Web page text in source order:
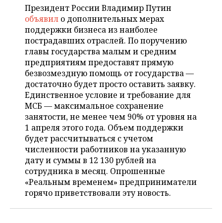
ВОЛЕЙБОЛ
КИБЕРСПОРТ
ФИГУРНОЕ КАТАНИЕ
ВОДНЫЕ ВИДЫ СПОРТА
ХОККЕЙ С МЯЧОМ
ИСТОРИЯ
КУЛЬТУРА
МЕДИЦИНА
ОБРАЗОВАНИЕ
ПРОИСШЕСТВИЯ
СПИСОК ПЕРСОН
СПИСОК КОМПАНИЙ
ПОЛНАЯ ВЕРСИЯ
Президент России Владимир Путин
объявил о дополнительных мерах
поддержки бизнеса из наиболее
пострадавших отраслей. По поручению
главы государства малым и средним
предприятиям предоставят прямую
безвозмездную помощь от государства —
достаточно будет просто оставить заявку.
Единственное условие и требование для
МСБ — максимальное сохранение
занятости, не менее чем 90% от уровня на
1 апреля этого года. Объем поддержки
будет рассчитываться с учетом
численности работников на указанную
дату и суммы в 12 130 рублей на
сотрудника в месяц. Опрошенные
«Реальным временем» предприниматели
горячо приветствовали эту новость.